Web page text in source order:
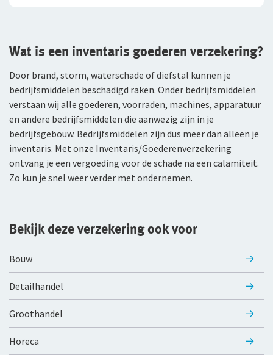
Nabestaandenverzekering Collectief
Ongevallenverzekering Collectief
WGA-eigenrisicoverzekering
Voor jou als ondernemer
Arbeidsongeschiktheidsverzekering
Nabestaandenverzekering Collectief voor
Reizen
Expat Pakket Collectief
Zakenreisverzekering Individueel
Zakenreisverzekering Collectief
Wat is een inventaris goederen verzekering?
Door brand, storm, waterschade of diefstal kunnen je
bedrijfsmiddelen beschadigd raken. Onder bedrijfsmiddelen
verstaan wij alle goederen, voorraden, machines, apparatuur
en andere bedrijfsmiddelen die aanwezig zijn in je
bedrijfsgebouw. Bedrijfsmiddelen zijn dus meer dan alleen je
inventaris. Met onze Inventaris/Goederenverzekering
ontvang je een vergoeding voor de schade na een calamiteit.
Zo kun je snel weer verder met ondernemen.
Bekijk deze verzekering ook voor
Bouw
Detailhandel
Groothandel
Horeca